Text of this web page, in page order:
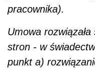
pracownika).
Umowa
stron - w
punkt a)